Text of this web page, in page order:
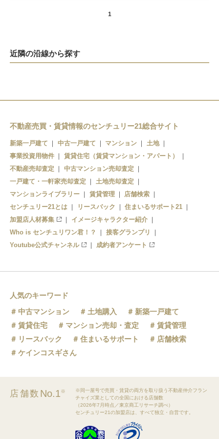
1
近隣の沿線から探す
不動産売買・賃貸情報のセンチュリー21総合サイト
新築一戸建て 中古一戸建て マンション
土地
事業投資用物件
賃貸住宅（賃貸マンション・アパート）
不動産売却査定
中古マンション売却査定
一戸建て・一軒家売却査定
土地売却査定
マンションライブラリー
賃貸管理
店舗検索
センチュリー21とは
リースバック
住まいるサポート21
加盟店人材募集
イメージキャラクター紹介
Who is センチュリワン君！？
接客グランプリ
Youtube公式チャンネル
成約者アンケート
人気のキーワード
中古マンション
土地購入
新築一戸建て
賃貸住宅
マンション売却・査定
賃貸管理
リースバック
住まいるサポート
店舗検索
ケインコスギさん
店舗数 No.1※
※同一屋号で売買・賃貸の両方を取り扱う不動産仲介フラン
チャイズ業としての全国における店舗数
（2026年7月時点／東京商工リサーチ調べ）
センチュリー21の加盟店は、すべて独立・自営です。